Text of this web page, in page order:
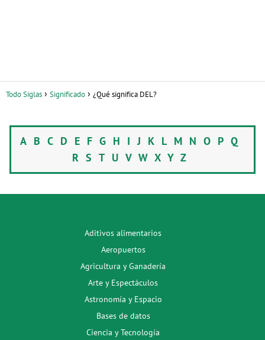
Todo Siglas Significado ¿Qué significa DEL?
A B C D E F G H IJ K L M N O P Q
R S T U V W X Y Z
Aditivos alimentarios
Aeropuertos
Agricultura y Ganadería
Arte y Espectáculos
Astronomía y Espacio
Bases de datos
Ciencia y Tecnología